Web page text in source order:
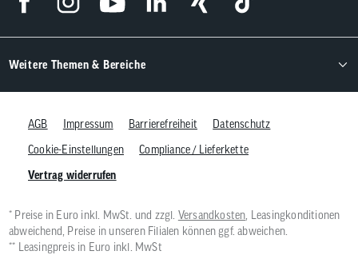
Weitere Themen & Bereiche
AGB Impressum Barrierefreiheit
Datenschutz
Cookie-Einstellungen
Compliance / Lieferkette
Vertrag widerrufen
* Preise in Euro inkl. MwSt. und zzgl. Versandkosten, Leasingkonditionen
abweichend, Preise in unseren Filialen können ggf. abweichen.
** Leasingpreis in Euro inkl. MwSt